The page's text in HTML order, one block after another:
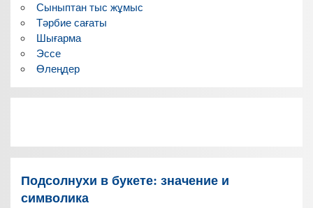
Сыныптан тыс жұмыс
Тәрбие сағаты
Шығарма
Эссе
Өлеңдер
Подсолнухи в букете: значение и
символика